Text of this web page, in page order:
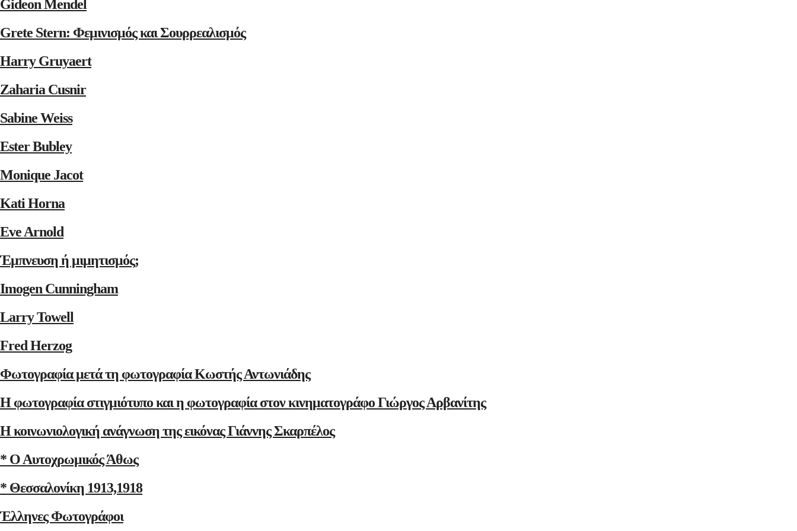
Gideon Mendel
Grete Stern: Φεμινισμός και Σουρρεαλισμός
Harry Gruyaert
Zaharia Cusnir
Sabine Weiss
Ester Bubley
Monique Jacot
Kati Horna
Eve Arnold
Έμπνευση ή μιμητισμός;
Imogen Cunningham
Larry Towell
Fred Herzog
Φωτογραφία μετά τη φωτογραφία Κωστής Αντωνιάδης
Η φωτογραφία στιγμιότυπο και η φωτογραφία στον κινηματογράφο Γιώργος Αρβανίτης
Η κοινωνιολογική ανάγνωση της εικόνας Γιάννης Σκαρπέλος
* Ο Αυτοχρωμικός Άθως
* Θεσσαλονίκη 1913,1918
Έλληνες Φωτογράφοι